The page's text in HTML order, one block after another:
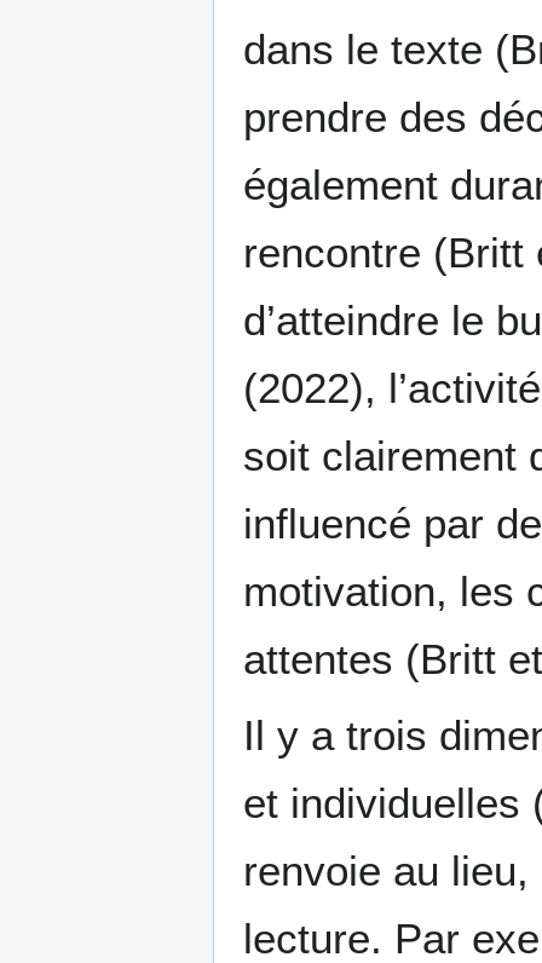
dans le texte
prendre des
également
rencontre (Britt
d’atteindre le
(2022),
soit clairement
influencé par
motivation, les
attentes (Britt
Il y a trois
et individuelles
renvoie au
lecture. Par